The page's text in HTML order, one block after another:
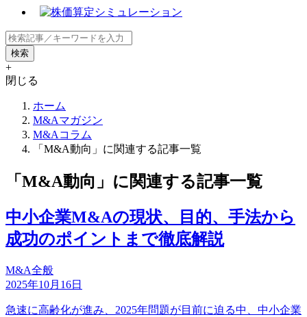
+
閉じる
ホーム
M&Aマガジン
M&Aコラム
「M&A動向」に関連する記事一覧
「M&A動向」に関連する記事一覧
中小企業M&Aの現状、目的、手法から
成功のポイントまで徹底解説
M&A全般
2025年10月16日
急速に高齢化が進み、2025年問題が目前に迫る中、中小企業